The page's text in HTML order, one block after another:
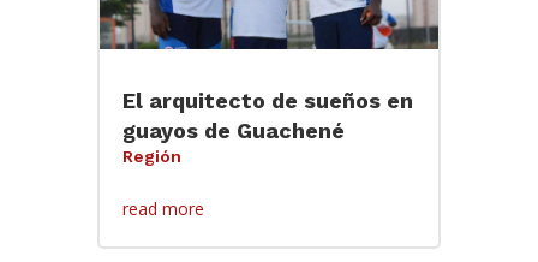
El arquitecto de sueños en
guayos de Guachené
Región
read more